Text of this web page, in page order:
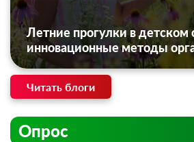
Летние прогулки в детском
инновационные методы
Читать блоги
Опрос